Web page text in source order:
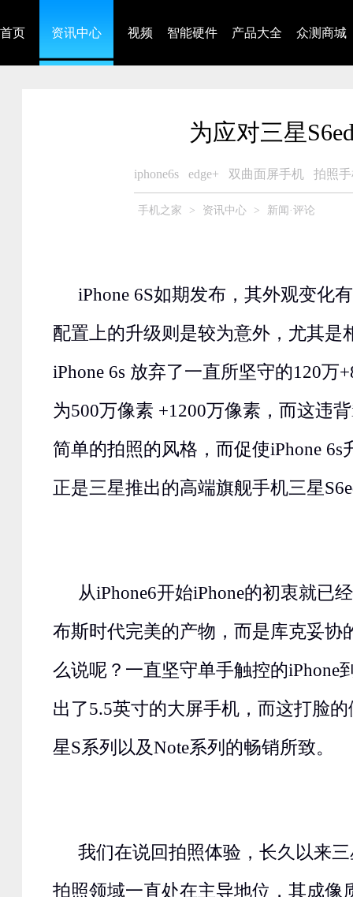
首页 资讯中心 视频 智能硬件 产品大全 众测商城
为应对三星
iphone6s edge+ 双曲面屏手机 拍照
手机之家 > 资讯中心 > 新闻·评论
iPhone 6S如期发布，其外观变化
配置上的升级则是较为意外，尤其是
iPhone 6s 放弃了一直所坚守的120万
为500万像素 +1200万像素，而这违
简单的拍照的风格，而促使iPhone 6s
正是三星推出的高端旗舰手机三星
从iPhone6开始iPhone的初衷就已
布斯时代完美的产物，而是库克妥协
么说呢？一直坚守单手触控的iPhone
出了5.5英寸的大屏手机，而这打脸
星S系列以及Note系列的畅销所致。
我们在说回拍照体验，长久以来
拍照领域一直处在主导地位，其成像